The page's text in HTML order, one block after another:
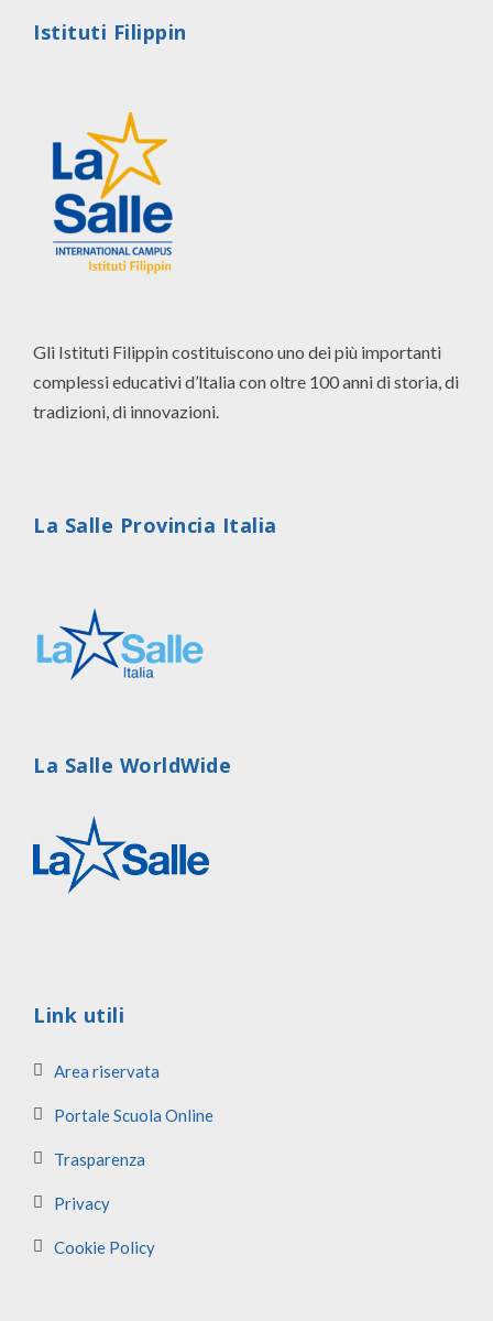
Istituti Filippin
Gli Istituti Filippin costituiscono uno dei più importanti
complessi educativi d’ltalia con oltre 100 anni di storia, di
tradizioni, di innovazioni.
La Salle Provincia Italia
La Salle WorldWide
Link utili
Area riservata
Portale Scuola Online
Trasparenza
Privacy
Cookie Policy